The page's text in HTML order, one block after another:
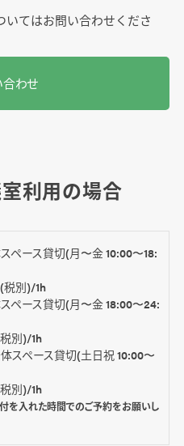
てはお問い合わせくださ
わせ
室利用の場合
ペース貸切(月〜金 10:00〜18:
税別)/1h
ペース貸切(月〜金 18:00〜24:
別)/1h
スペース貸切(土日祝 10:00〜
別)/1h
を入れた時間でのご予約をお願いし